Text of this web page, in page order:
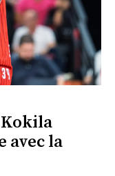
avec la